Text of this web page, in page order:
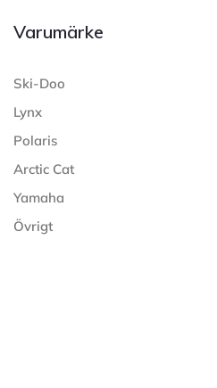
Varumärke
Ski-Doo
Lynx
Polaris
Arctic Cat
Yamaha
Övrigt